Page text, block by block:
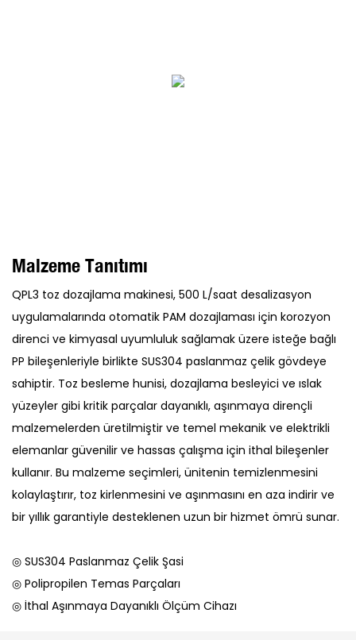
Malzeme Tanıtımı
QPL3 toz dozajlama makinesi, 500 L/saat desalizasyon
uygulamalarında otomatik PAM dozajlaması için korozyon
direnci ve kimyasal uyumluluk sağlamak üzere isteğe bağlı
PP bileşenleriyle birlikte SUS304 paslanmaz çelik gövdeye
sahiptir. Toz besleme hunisi, dozajlama besleyici ve ıslak
yüzeyler gibi kritik parçalar dayanıklı, aşınmaya dirençli
malzemelerden üretilmiştir ve temel mekanik ve elektrikli
elemanlar güvenilir ve hassas çalışma için ithal bileşenler
kullanır. Bu malzeme seçimleri, ünitenin temizlenmesini
kolaylaştırır, toz kirlenmesini ve aşınmasını en aza indirir ve
bir yıllık garantiyle desteklenen uzun bir hizmet ömrü sunar.
◎ SUS304 Paslanmaz Çelik Şasi
◎ Polipropilen Temas Parçaları
◎ İthal Aşınmaya Dayanıklı Ölçüm Cihazı